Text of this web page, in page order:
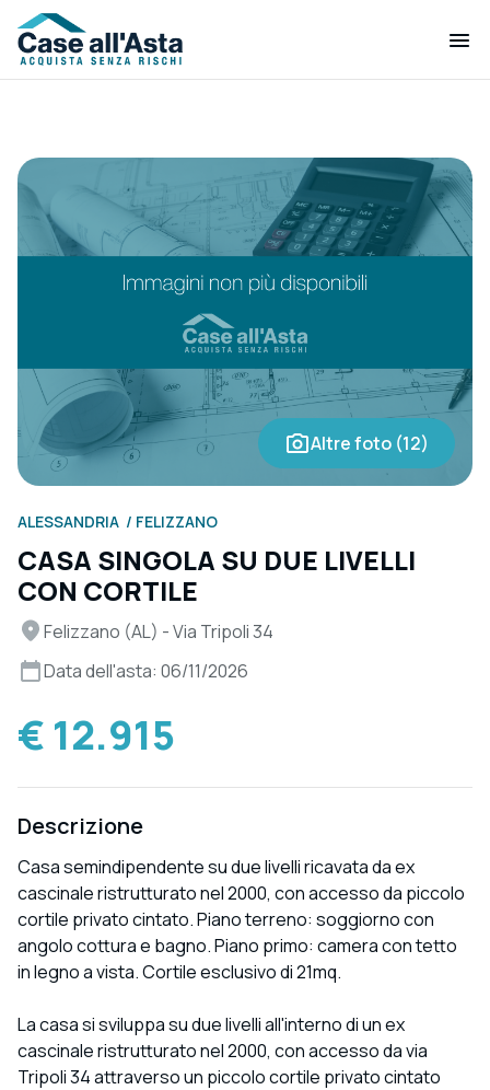
Altre foto (12)
ALESSANDRIA FELIZZANO
CASA SINGOLA SU DUE LIVELLI
CON CORTILE
Felizzano (AL) - Via Tripoli 34
Data dell'asta: 06/11/2026
€ 12.915
Descrizione
Casa semindipendente su due livelli ricavata da ex
cascinale ristrutturato nel 2000, con accesso da piccolo
cortile privato cintato. Piano terreno: soggiorno con
angolo cottura e bagno. Piano primo: camera con tetto
in legno a vista. Cortile esclusivo di 21mq.
La casa si sviluppa su due livelli all'interno di un ex
cascinale ristrutturato nel 2000, con accesso da via
Tripoli 34 attraverso un piccolo cortile privato cintato